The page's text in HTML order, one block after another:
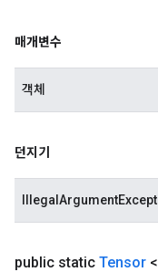
매개변수
객체
던지기
public static Tensor